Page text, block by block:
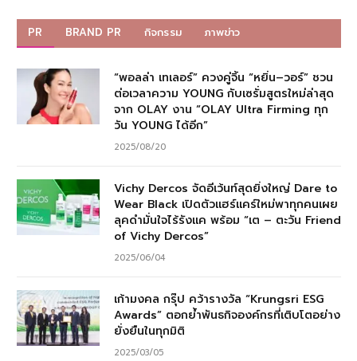
PR BRAND PR กิจกรรม ภาพข่าว
“พอลล่า เทเลอร์” ควงคู่จิ้น “หยิ่น–วอร์” ชวน
ต่อเวลาความ YOUNG กับเซรั่มสูตรใหม่ล่าสุด
จาก OLAY งาน “OLAY Ultra Firming ทุก
วัน YOUNG ได้อีก”
2025/08/20
Vichy Dercos จัดอีเว้นท์สุดยิ่งใหญ่ Dare to
Wear Black เปิดตัวแฮร์แคร์ใหม่พาทุกคนเผย
ลุคดำมั่นใจไร้รังแค พร้อม “เต – ตะวัน Friend
of Vichy Dercos”
2025/06/04
เก้ามงคล กรุ๊ป คว้ารางวัล “Krungsri ESG
Awards” ตอกย้ำพันธกิจองค์กรที่เติบโตอย่าง
ยั่งยืนในทุกมิติ
2025/03/05